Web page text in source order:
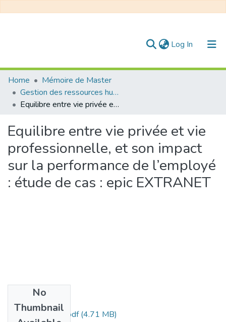
Log In (current)
Communities & Collections
All of DSpace
Home
Mémoire de Master
Gestion des ressources humaines
Equilibre entre vie privée et vie professionnelle, et son impact sur la performance de l’employé : étude de cas : epic EXTRANET
Equilibre entre vie privée et vie
professionnelle, et son impact
sur la performance de l’employé
: étude de cas : epic EXTRANET
No
Thumbnail
MAROUF Amira.pdf(4.71 MB)